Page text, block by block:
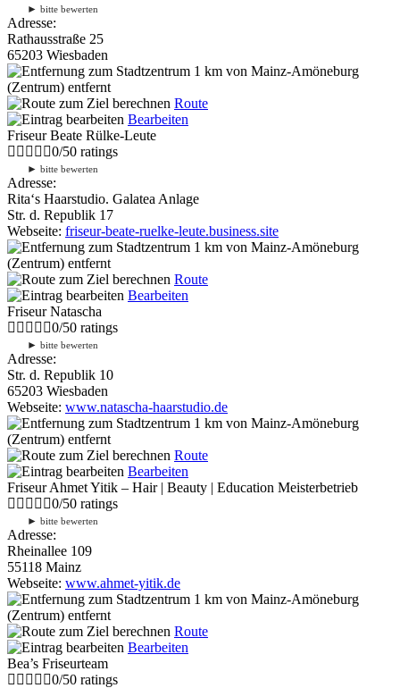
► bitte bewerten
Adresse:
Rathausstraße 25
65203 Wiesbaden
1 km von Mainz-Amöneburg
(Zentrum) entfernt
Route
Bearbeiten
Friseur Beate Rülke-Leute
0/50 ratings
► bitte bewerten
Adresse:
Rita‘s Haarstudio. Galatea Anlage
Str. d. Republik 17
Webseite: friseur-beate-ruelke-leute.business.site
1 km von Mainz-Amöneburg
(Zentrum) entfernt
Route
Bearbeiten
Friseur Natascha
0/50 ratings
► bitte bewerten
Adresse:
Str. d. Republik 10
65203 Wiesbaden
Webseite: www.natascha-haarstudio.de
1 km von Mainz-Amöneburg
(Zentrum) entfernt
Route
Bearbeiten
Friseur Ahmet Yitik – Hair | Beauty | Education Meisterbetrieb
0/50 ratings
► bitte bewerten
Adresse:
Rheinallee 109
55118 Mainz
Webseite: www.ahmet-yitik.de
1 km von Mainz-Amöneburg
(Zentrum) entfernt
Route
Bearbeiten
Bea’s Friseurteam
0/50 ratings